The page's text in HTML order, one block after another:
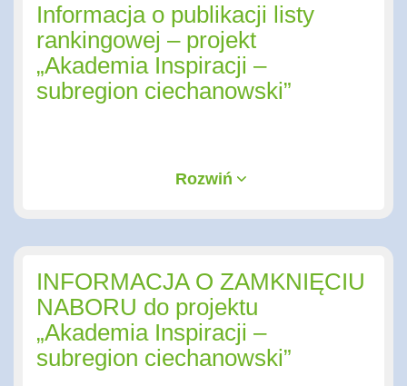
Informacja o publikacji listy
rankingowej – projekt
„Akademia Inspiracji –
subregion ciechanowski”
Rozwiń
INFORMACJA O ZAMKNIĘCIU
NABORU do projektu
„Akademia Inspiracji –
subregion ciechanowski”